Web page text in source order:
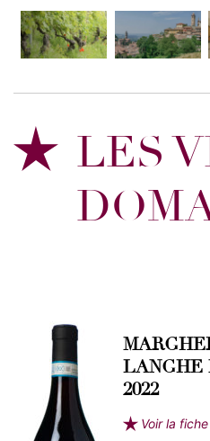
LES
LANGHE
2022
Voir la fiche